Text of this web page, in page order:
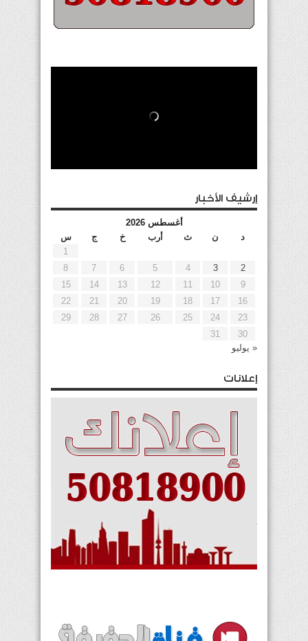
إرشيف الأخبار
أغسطس 2026
د
ن ث أرب خ ج
س
1
2
3
4
5
6
7
8
9
10
11
12
13
14
15
16
17
18
19
20
21
22
23
24
25
26
27
28
29
30
31
« يوليو
إعلانات